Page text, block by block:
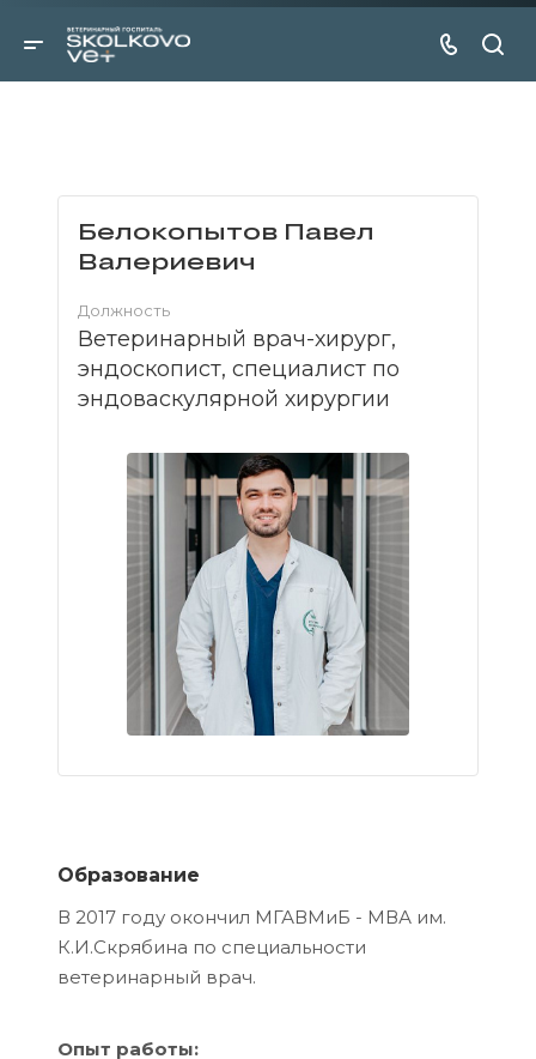
Белокопытов Павел
Валериевич
Должность
Ветеринарный врач-хирург,
эндоскопист, специалист по
эндоваскулярной хирургии
Образование
В 2017 году окончил МГАВМиБ - МВА им.
К.И.Скрябина по специальности
ветеринарный врач.
Опыт работы: